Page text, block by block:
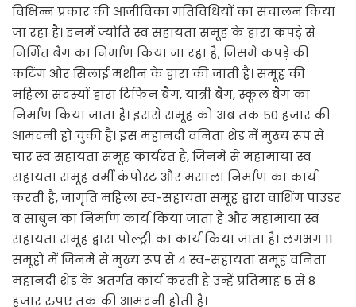
विभिन्न प्रकार की आजीविका गतिविधियों का संचालन किया
जा रहा है। इनमें ज्योति स्व सहायता समूह के द्वारा कपड़े से
निर्मित बैग का निर्माण किया जा रहा है, जिसमें कपड़े की
कटिंग और सिलाई मशीन के द्वारा की जाती है। समूह की
महिला सदस्यों द्वारा टिफिन बैग, यात्री बैग, स्कूल बैग का
निर्माण किया जाता है। इससे समूह को अब तक 50 हजार की
आमदनी हो चुकी है। इस महानदी वनिता शेड में मुख्य रूप से
चार स्व सहायता समूह कार्यरत हैं, जिनमें से महामाया स्व
सहायता समूह वर्मी कंपोस्ट और मसाला निर्माण का कार्य
करती है, जागृति महिला स्व-सहायता समूह द्वारा वाशिंग पाउडर
व साबुन का निर्माण कार्य किया जाता है और महामाया स्व
सहायता समूह द्वारा पोल्ट्री का कार्य किया जाता है। लगभग 11
समूहों में जिनमें से मुख्य रूप से 4 स्व-सहायता समूह वनिता
महानदी शेड के अंतर्गत कार्य करती हैं उन्हें प्रतिमाह 5 से 8
हजार रुपए तक की आमदनी होती है।